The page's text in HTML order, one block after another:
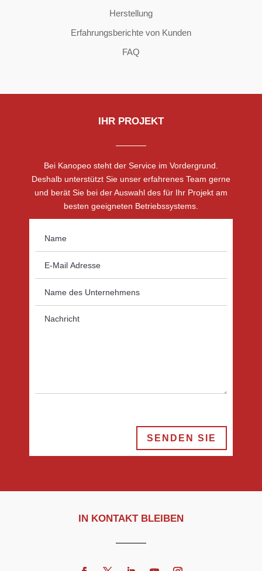
Herstellung
Erfahrungsberichte von Kunden
FAQ
IHR PROJEKT
Bei Kanopeo steht der Service im Vordergrund.
Deshalb unterstützt Sie unser erfahrenes Team gerne
und berät Sie bei der Auswahl des für Ihr Projekt am
besten geeigneten Betriebssystems.
SENDEN SIE
IN KONTAKT BLEIBEN